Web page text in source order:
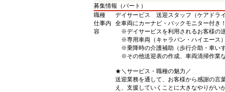
募集情報（パート）
職種
デイサービス 送迎スタッフ（ケアドライ
仕事内
容
全車両にカーナビ・バックモニター付き
※デイサービスを利用されるお客様の
※専用車両（キャラバン・ハイエース
※乗降時の介護補助（歩行介助・車いす
※その他送迎表の作成、車両清掃作業
★＼サービス・職種の魅力／
送迎業務を通して、お客様から感謝の言
え、支援していくことに大きなやりがい